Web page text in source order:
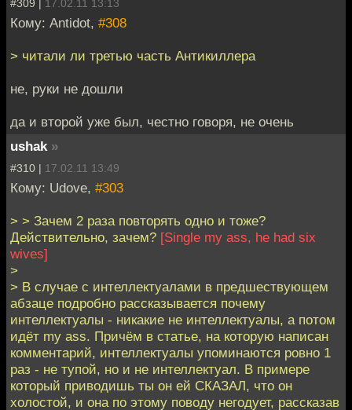
#309 | 17.02.11 13:13
Кому: Antidot, #308
> читали ли третью часть Антикиллера
не, руки не дошли
да и второй уже был, честно говоря, не очень
ushak »
#310 | 17.02.11 13:49
Кому: Udove, #303
> > Зачем 2 раза повторять одно и тоже?
Действительно, зачем? [Single my ass, he had six
wives]
>
> В случае с интеллектуалами в предшествующем
абзаце подробно рассказывается почему
интеллектуалы - никакие не интеллектуалы, а потом
идёт my ass. Причём в статье, на которую написан
комментарий, интеллектуалы упоминаются ровно 1
раз - не тупой, но и не интеллектуал. В примере
который приводишь ты он ей СКАЗАЛ, что он
холостой, и она по этому поводу негодует, рассказав